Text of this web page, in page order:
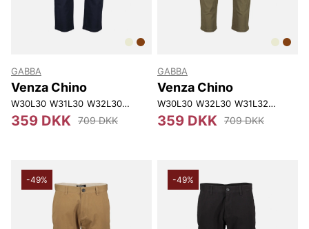
GABBA
Venza Chino
W30L30 W31L30 W32L30 W30L32 W31L34
359 DKK 709 DKK
GABBA
Venza Chino
W30L30 W32L30 W31L32 W32L32
359 DKK 709 DKK
-49% -49%